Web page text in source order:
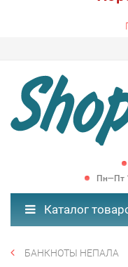
Пн—Пт
Каталог
БАНКНОТЫ НЕПАЛА